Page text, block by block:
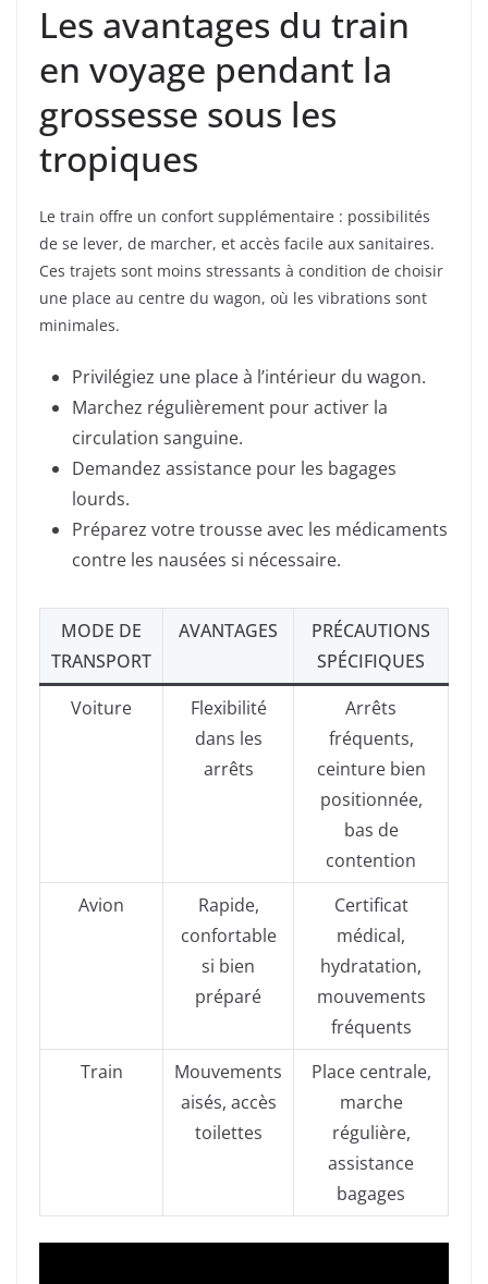
Les avantages du train
en voyage pendant la
grossesse sous les
tropiques
Le train offre un confort supplémentaire : possibilités
de se lever, de marcher, et accès facile aux sanitaires.
Ces trajets sont moins stressants à condition de choisir
une place au centre du wagon, où les vibrations sont
minimales.
Privilégiez une place à l’intérieur du wagon.
Marchez régulièrement pour activer la
circulation sanguine.
Demandez assistance pour les bagages
lourds.
Préparez votre trousse avec les médicaments
contre les nausées si nécessaire.
MODE DE
TRANSPORT
AVANTAGES
PRÉCAUTIONS
SPÉCIFIQUES
Voiture
Flexibilité
dans les
arrêts
Arrêts
fréquents,
ceinture bien
positionnée,
bas de
contention
Avion
Rapide,
confortable
si bien
préparé
Certificat
médical,
hydratation,
mouvements
fréquents
Train
Mouvements
aisés, accès
toilettes
Place centrale,
marche
régulière,
assistance
bagages